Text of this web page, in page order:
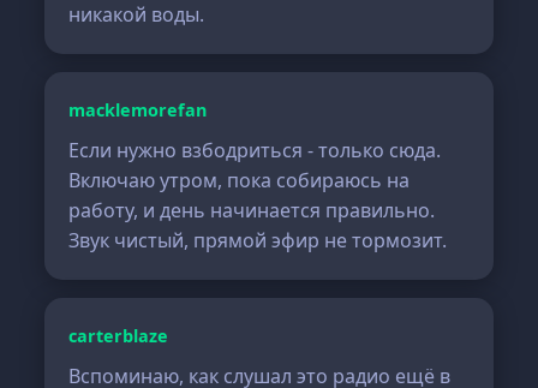
никакой воды.
macklemorefan
Если нужно взбодриться - только сюда.
Включаю утром, пока собираюсь на
работу, и день начинается правильно.
Звук чистый, прямой эфир не тормозит.
carterblaze
Вспоминаю, как слушал это радио ещё в